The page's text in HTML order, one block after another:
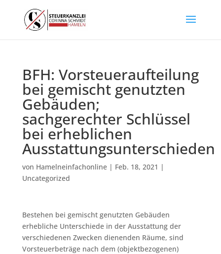
BFH: Vorsteueraufteilung
bei gemischt genutzten
Gebäuden;
sachgerechter Schlüssel
bei erheblichen
Ausstattungsunterschieden
von Hamelneinfachonline| Feb. 18, 2021 |
Uncategorized
Bestehen bei gemischt genutzten Gebäuden
erhebliche Unterschiede in der Ausstattung der
verschiedenen Zwecken dienenden Räume, sind
Vorsteuerbeträge nach dem (objektbezogenen)